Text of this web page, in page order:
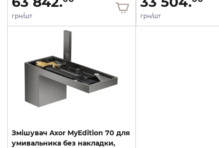
грн/шт грн/шт
Змішувач Axor MyEdition 70 для
умивальника без накладки,